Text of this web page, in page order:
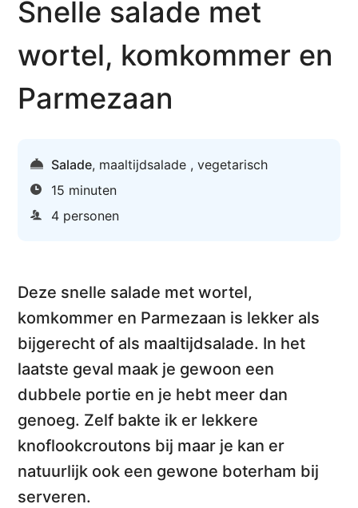
Snelle salade met
wortel, komkommer en
Parmezaan
Salade, maaltijdsalade ,vegetarisch
15 minuten
4 personen
Deze snelle salade met wortel,
komkommer en Parmezaan is lekker als
bijgerecht of als maaltijdsalade. In het
laatste geval maak je gewoon een
dubbele portie en je hebt meer dan
genoeg. Zelf bakte ik er lekkere
knoflookcroutons bij maar je kan er
natuurlijk ook een gewone boterham bij
serveren.